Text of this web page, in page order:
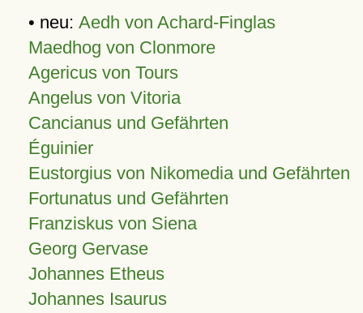
• neu: Aedh von Achard-Finglas
Maedhog von Clonmore
Agericus von Tours
Angelus von Vitoria
Cancianus und Gefährten
Éguinier
Eustorgius von Nikomedia und Gefährten
Fortunatus und Gefährten
Franziskus von Siena
Georg Gervase
Johannes Etheus
Johannes Isaurus